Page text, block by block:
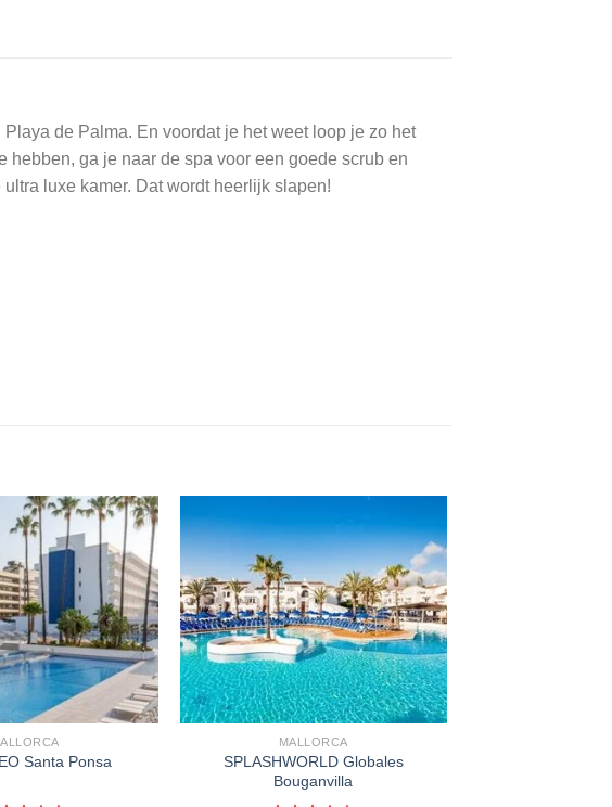
de Palma. En voordat je het weet loop je zo het
ga je naar de spa voor een goede scrub en
luxe kamer. Dat wordt heerlijk slapen!
Santa Ponsa
MALLORCA
SPLASHWORLD Globales
Bouganvilla